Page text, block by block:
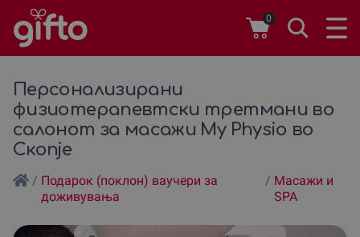
0
Персонализирани
физиотерапевтски третмани во
салонот за масажи My Physio во
Скопје
/ Подарок (поклон) ваучери за
доживувања
/ Масажи и
SPA